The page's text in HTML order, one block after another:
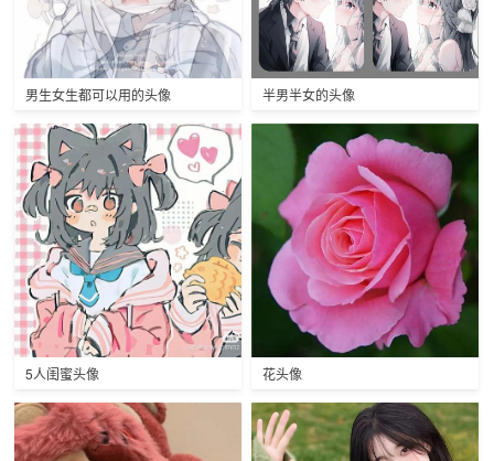
男生女生都可以用的头像 半男半女的头像
5人闺蜜头像 花头像